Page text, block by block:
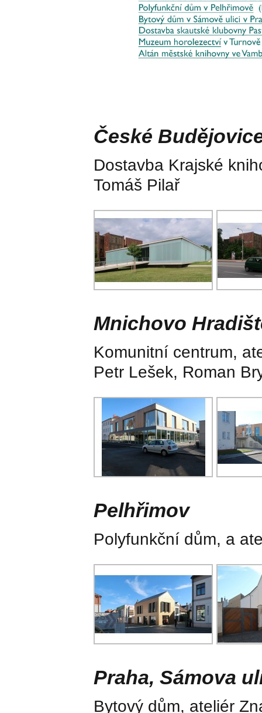
České
Dostavba Krajské
Tomáš Pilař
Mnichovo
Komunitní centrum,
Petr Lešek, Roman
Pelhřimov
Polyfunkční dům, a
Praha, Sámova
Bytový dům, ateliér